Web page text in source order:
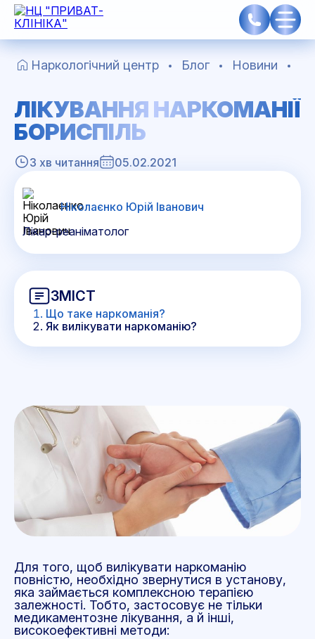
Наркологічний центр Блог Новини
ЛІКУВАННЯ НАРКОМАНІЇ
БОРИСПІЛЬ
3 хв читання 05.02.2021
Ніколаєнко Юрій Іванович
Лікар-реаніматолог
Для того, щоб вилікувати наркоманію
повністю, необхідно звернутися в установу,
яка займається комплексною терапією
залежності. Тобто, застосовує не тільки
медикаментозне лікування, а й інші,
високоефективні методи:
ЗМІСТ
Що таке наркоманія?
Як вилікувати наркоманію?